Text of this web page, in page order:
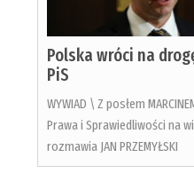
Polska wróci na
PiS
WYWIAD \ Z posłem
Prawa i Sprawiedliwości na
rozmawia JAN PRZEMYŁSKI